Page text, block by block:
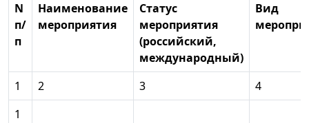
N
п/
п
Наименование
мероприятия
Статус
мероприятия
(российский,
международный)
Вид
1 2 3
4
1